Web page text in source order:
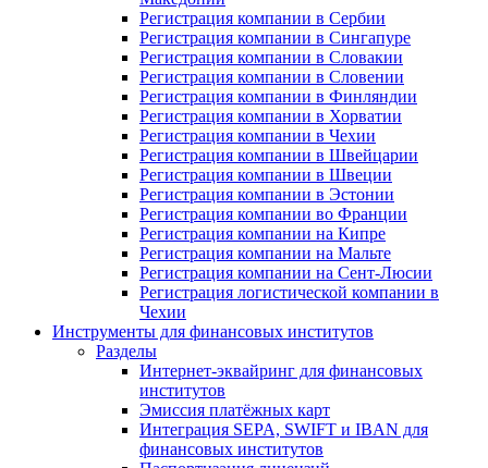
Регистрация компании в Сербии
Регистрация компании в Сингапуре
Регистрация компании в Словакии
Регистрация компании в Словении
Регистрация компании в Финляндии
Регистрация компании в Хорватии
Регистрация компании в Чехии
Регистрация компании в Швейцарии
Регистрация компании в Швеции
Регистрация компании в Эстонии
Регистрация компании во Франции
Регистрация компании на Кипре
Регистрация компании на Мальте
Регистрация компании на Сент-Люсии
Регистрация логистической компании в
Чехии
Инструменты для финансовых институтов
Разделы
Интернет-эквайринг для финансовых
институтов
Эмиссия платёжных карт
Интеграция SEPA, SWIFT и IBAN для
финансовых институтов